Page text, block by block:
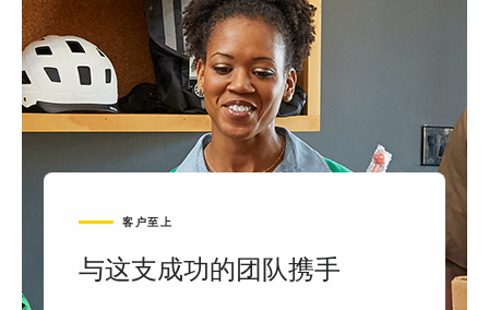
客户至上
与这支成功的团队携手